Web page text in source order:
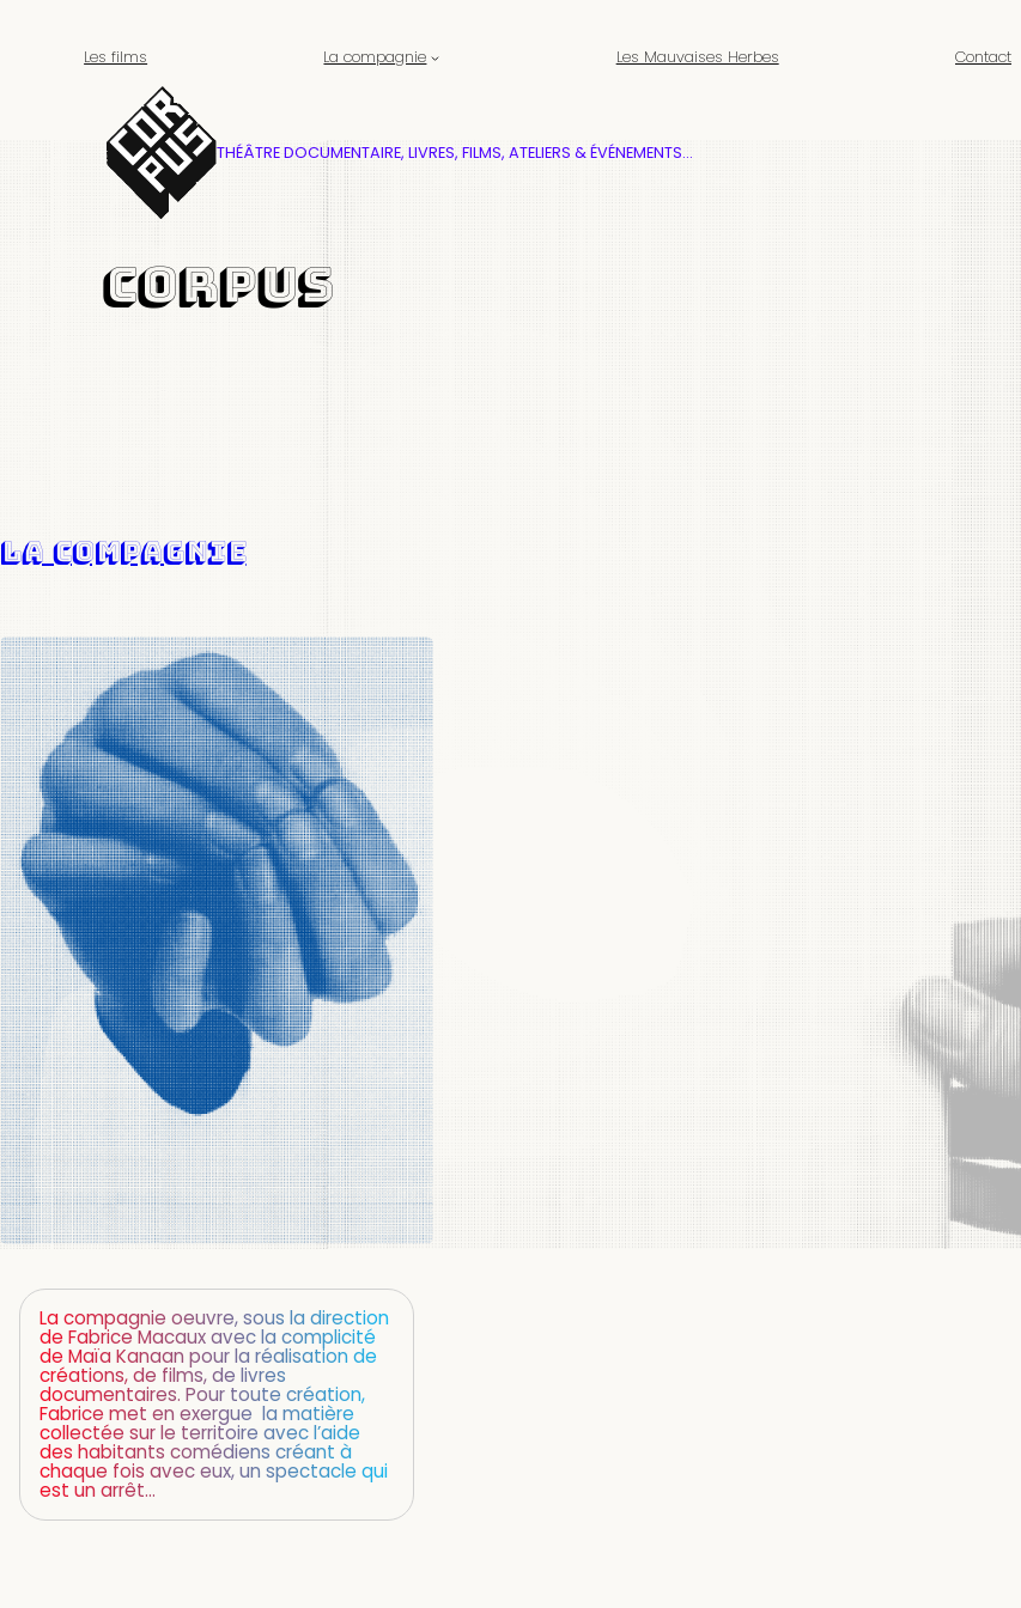
Les films La compagnie Les Mauvaises Herbes Contact
THÉÂTRE DOCUMENTAIRE, LIVRES, FILMS, ATELIERS & ÉVÉNEMENTS…
Corpus
La compagnie
La compagnie oeuvre, sous la direction
de Fabrice Macaux avec la complicité
de Maïa Kanaan pour la réalisation de
créations, de films, de livres
documentaires. Pour toute création,
Fabrice met en exergue la matière
collectée sur le territoire avec l’aide
des habitants comédiens créant à
chaque fois avec eux, un spectacle qui
est un arrêt…